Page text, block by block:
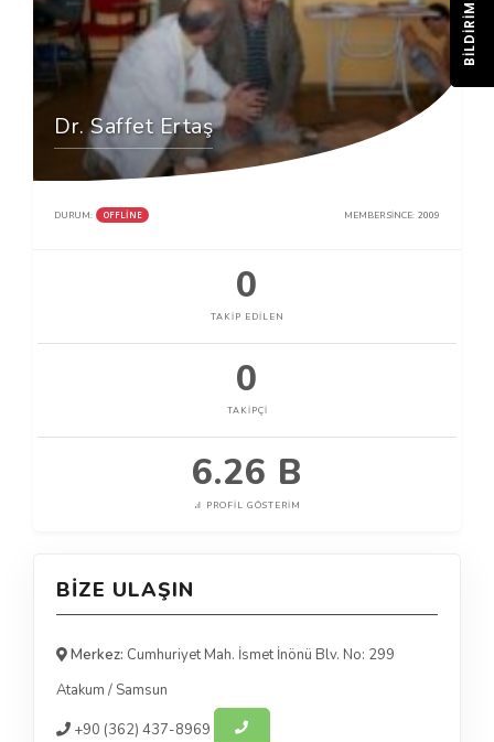
Dr. Saffet Ertaş
DURUM: OFFLINE MEMBER SINCE: 2009
0
TAKIP EDILEN
0
TAKIPÇI
6.26 B
PROFIL GÖSTERIM
BIZE ULAŞIN
Merkez: Cumhuriyet Mah. İsmet İnönü Blv. No: 299
Atakum / Samsun
+90 (362) 437-8969
BILDIRIM